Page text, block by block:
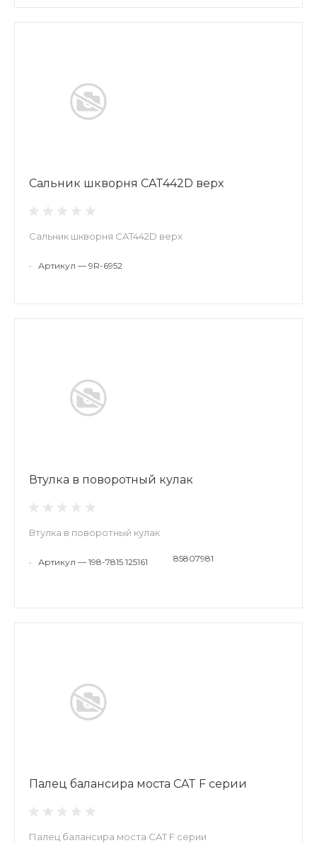
Сальник шкворня CAT442D верх
Сальник шкворня CAT442D верх
• Артикул — 9R-6952
Втулка в поворотный кулак
Втулка в поворотный кулак
• Артикул — 198-7815 125161 85807981
Палец балансира моста CAT F серии
Палец балансира моста CAT F серии